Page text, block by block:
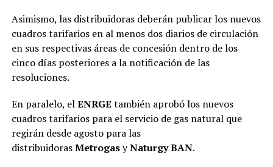
Asimismo, las distribuidoras deberán publicar los nuevos
cuadros tarifarios en al menos dos diarios de circulación
en sus respectivas áreas de concesión dentro de los
cinco días posteriores a la notificación de las
resoluciones.
En paralelo, elENRGE también aprobó los nuevos
cuadros tarifarios para el servicio de gas natural que
regirán desde agosto para las
distribuidorasMetrogasyNaturgy BAN.